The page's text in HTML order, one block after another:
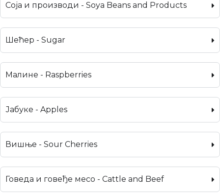
Соја и производи - Soya Beans and Products
Шећер - Sugar
Малине - Raspberries
Јабуке - Apples
Вишње - Sour Cherries
Говеда и говеђе месо - Cattle and Beef